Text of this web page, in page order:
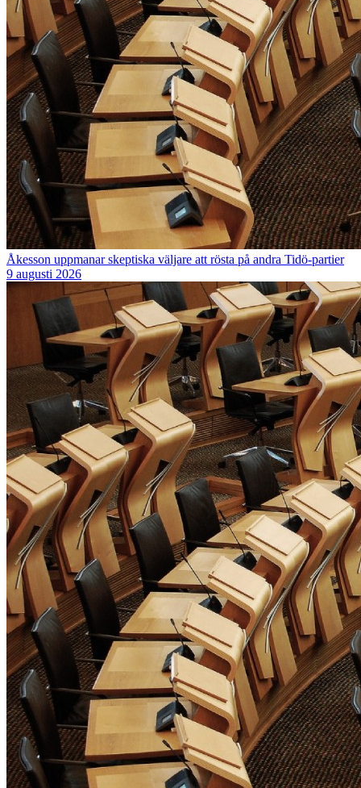
Åkesson uppmanar skeptiska väljare att rösta på andra Tidö-partier
9 augusti 2026